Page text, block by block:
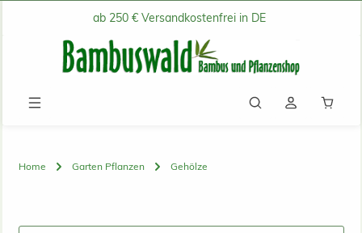
Zum Hauptinhalt springenab 250 € Versandkostenfrei in DE
Home Garten Pflanzen Gehölze